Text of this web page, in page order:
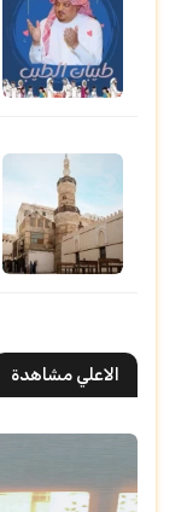
الاعلي مشاهدة